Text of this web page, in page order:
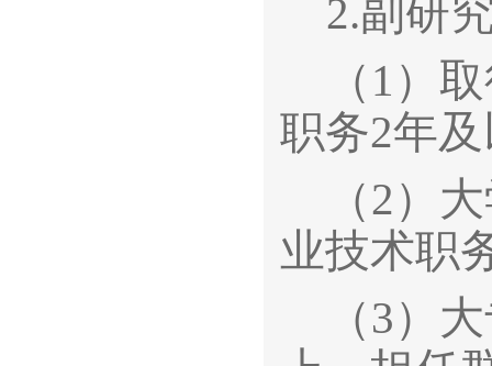
2.副研
（1）
职务2年
（2）
业技术职
（3）